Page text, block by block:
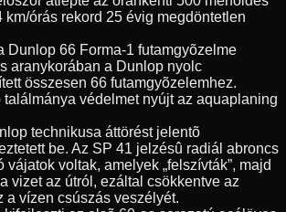
km/órás rekord 25 évig megdöntetlen
Dunlop 66 Forma-1 futamgyõzelme
aranykorában a Dunlop nyolc
összesen 66 futamgyõzelemhez.
találmánya védelmet nyújt az aquaplaning
technikusa áttörést jelentõ
be. Az SP 41 jelzésû radiál abroncs
vájatok voltak, amelyek „felszívták”, majd
vizet az útról, ezáltal csökkentve az
a vízen csúszás veszélyét.